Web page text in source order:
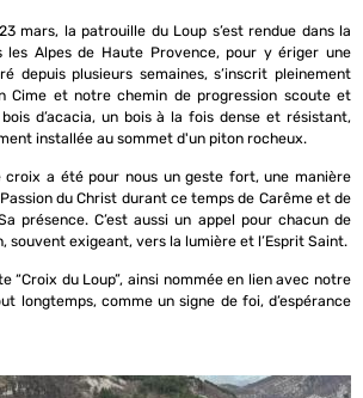
mars, la patrouille du Loup s’est rendue dans la
les Alpes de Haute Provence, pour y ériger une
depuis plusieurs semaines, s’inscrit pleinement
Cime et notre chemin de progression scoute et
d’acacia, un bois à la fois dense et résistant,
installée au sommet d'un piton rocheux.
a été pour nous un geste fort, une manière
du Christ durant ce temps de Carême et de
présence. C’est aussi un appel pour chacun de
souvent exigeant, vers la lumière et l’Esprit Saint.
“Croix du Loup”, ainsi nommée en lien avec notre
longtemps, comme un signe de foi, d’espérance